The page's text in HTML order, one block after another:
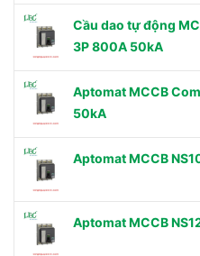
Cầu dao tự động
3P 800A 50kA
Aptomat MCCB
50kA
Aptomat MCCB
Aptomat MCCB